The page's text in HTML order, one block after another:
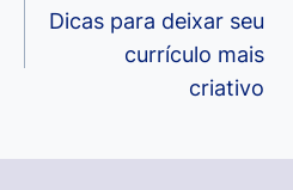
Dicas para deixar seu
currículo mais
criativo